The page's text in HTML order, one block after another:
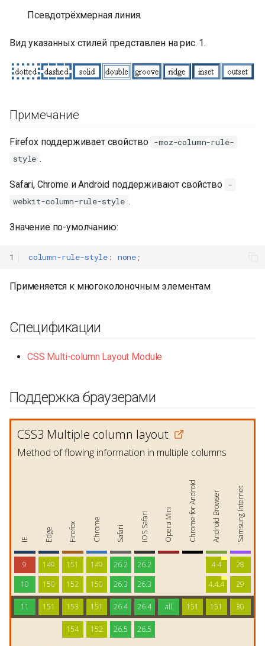
Псевдотрёхмерная линия.
Вид указанных стилей представлен на рис. 1.
Примечание
Firefox поддерживает свойство -moz-column-rule-
style .
Safari, Chrome и Аndroid поддерживают свойство -
webkit-column-rule-style .
Значение по-умолчанию:
1 column-rule-style : none;
Применяется к многоколоночным элементам
Спецификации
CSS Multi-column Layout Module
Поддержка браузерами